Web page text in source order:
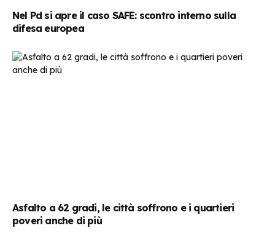
Nel Pd si apre il caso SAFE: scontro interno sulla
difesa europea
Asfalto a 62 gradi, le città soffrono e i quartieri
poveri anche di più